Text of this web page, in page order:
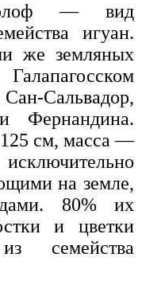
— вид
игуан.
же земляных
Сальвадор,
Фернандина.
125 см, масса —
на земле,
80% их
и цветки
семейства